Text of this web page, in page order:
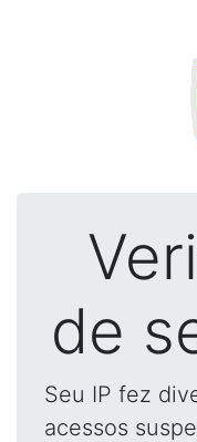
de
Seu IP fez
acessos